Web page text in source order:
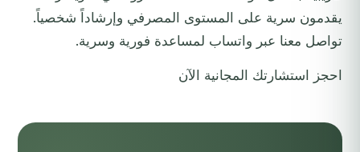
يقدمون سرية على المستوى المصرفي وإرشاداً شخصياً.
تواصل معنا عبر واتساب لمساعدة فورية وسرية.
احجز استشارتك المجانية الآن